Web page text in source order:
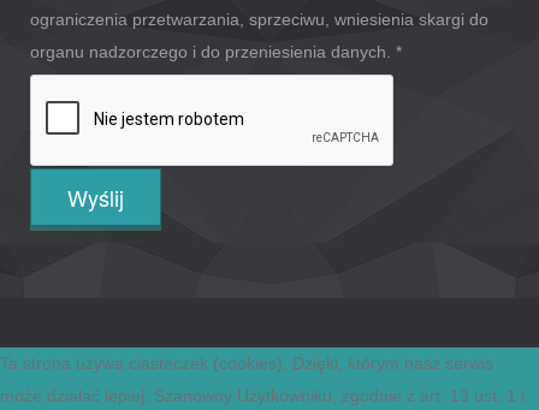
ograniczenia przetwarzania, sprzeciwu, wniesienia skargi do
organu nadzorczego i do przeniesienia danych. *
Copyright © 2026 Przegląd Budowlny
Polityka prywatności
Ta strona używa ciasteczek (cookies). Dzięki, którym nasz serwis
może działać lepiej. Szanowny Użytkowniku, zgodnie z art. 13 ust. 1 i